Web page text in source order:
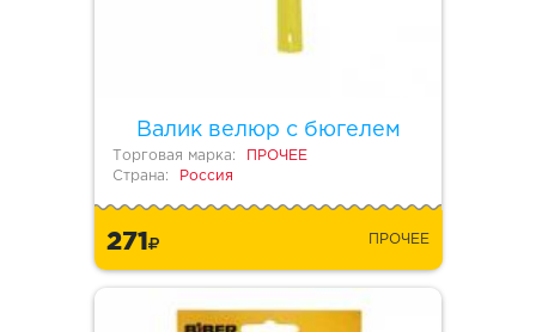
Валик велюр с бюгелем
Торговая марка:
ПРОЧЕЕ
Страна:
Россия
271 ПРОЧЕЕ